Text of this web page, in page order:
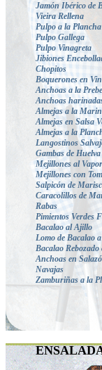
Jamón Ibérico de
Vieira Rellena
Pulpo a la Plancha
Pulpo Gallega
Pulpo Vinagreta
Jibiones
Chopitos
Boquerones en
Anchoas a la Prebe
Anchoas
Almejas a la
Almejas en Salsa
Almejas a la
Langostinos
Gambas de Huelva
Mejillones al Vapor
Mejillones con
Salpicón de
Caracolillos de
Rabas
Pimientos Verdes
Bacalao al Ajillo
Lomo de Bacalao
Bacalao
Anchoas en
Navajas
Zamburiñas a la